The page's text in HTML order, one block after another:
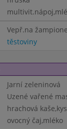
Vepř.na
těstoviny
Jarní zeleninová
Uzené vařené
hrachová
ovocný čaj,mléko